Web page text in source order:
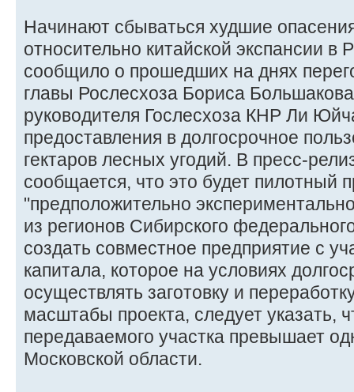
Начинают сбываться худшие
относительно китайской экспансии
сообщило о прошедших на днях
главы Рослесхоза Бориса
руководителя Гослесхоза КНР Ли
предоставления в долгосрочное
гектаров лесных угодий. В пресс-
сообщается, что это будет пилотный
"предположительно
из регионов Сибирского
создать совместное предприятие с
капитала, которое на условиях
осуществлять заготовку и
масштабы проекта, следует указать,
передаваемого участка превышает
Московской области.